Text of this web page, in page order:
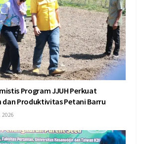
Program JJUH Perkuat
dan Produktivitas Petani Barru
2026